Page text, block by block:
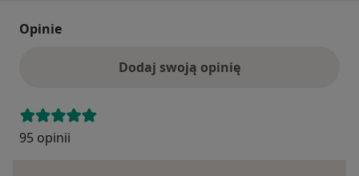
Opinie
Dodaj swoją opinię
95 opinii